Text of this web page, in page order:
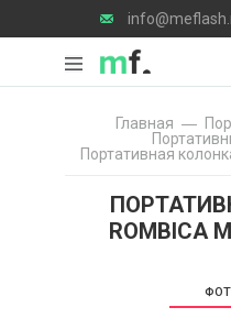
Главная
Портативная
ROMBICA